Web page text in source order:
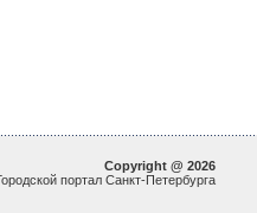
Copyright @ 2026
портал Санкт-Петербурга